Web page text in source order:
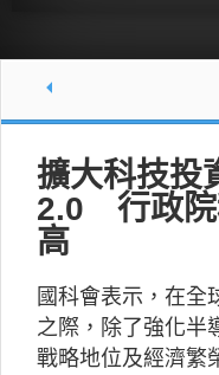
擴大科技投
2.0 行政院
高
國科會表示，在全
之際，除了強化半
戰略地位及經濟繁